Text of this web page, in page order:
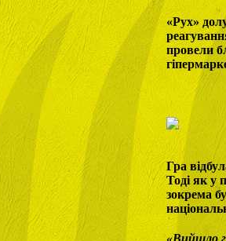
«Рух»
провели
Гра
Тоді як у
зокрема
«Вийшло